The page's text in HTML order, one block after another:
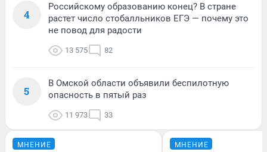
4
Российскому образованию конец? В стране
растет число стобалльников ЕГЭ — почему это
не повод для радости
13 575 82
5
В Омской области объявили беспилотную
опасность в пятый раз
11 973 33
МНЕНИЕ МНЕНИЕ